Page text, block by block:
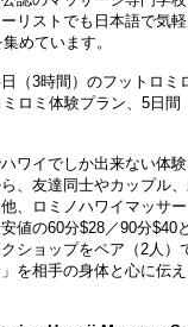
リストでも日本語で気
めています。
（3時間）のフットロ
ロミ体験プラン、5日
ワイでしか出来ない体
、友達同士やカップル
、ロミノハワイマッサ
値の60分$28／90分
ショップをペア（2人
を相手の身体と心に伝